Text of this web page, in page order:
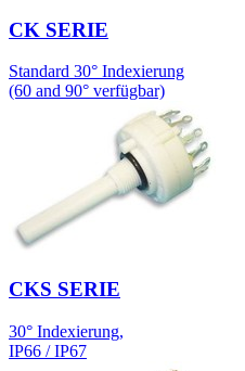
CK SERIE
Standard 30° Indexierung
(60 and 90° verfügbar)
CKS SERIE
30° Indexierung,
IP66 / IP67